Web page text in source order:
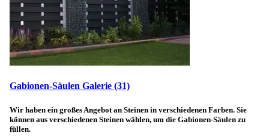
Gabionen-Säulen Galerie (31)
Wir haben ein großes Angebot an Steinen in verschiedenen Farben. Sie
können aus verschiedenen Steinen wählen, um die Gabionen-Säulen zu
füllen.